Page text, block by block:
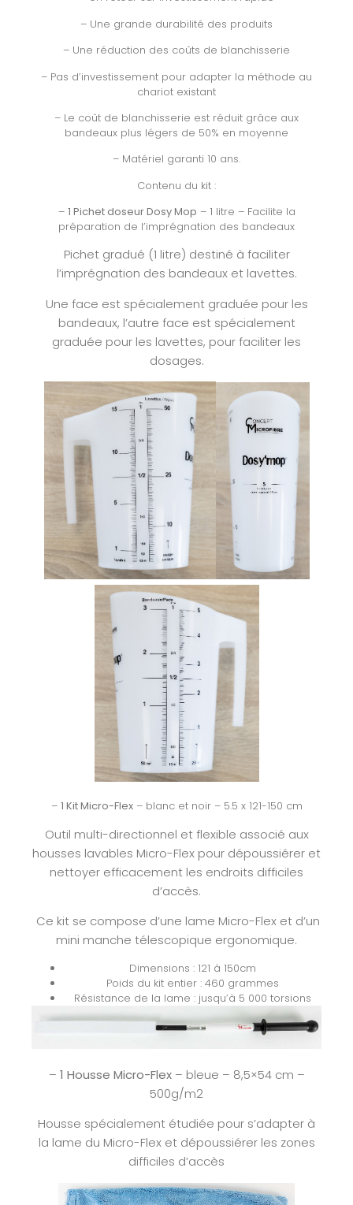
– Une grande durabilité des produits
– Une réduction des coûts de blanchisserie
– Pas d’investissement pour adapter la méthode au
chariot existant
– Le coût de blanchisserie est réduit grâce aux
bandeaux plus légers de 50% en moyenne
– Matériel garanti 10 ans.
Contenu du kit :
– 1 Pichet doseur Dosy Mop – 1 litre – Facilite la
préparation de l’imprégnation des bandeaux
Pichet gradué (1 litre) destiné à faciliter
l’imprégnation des bandeaux et lavettes.
Une face est spécialement graduée pour les
bandeaux, l’autre face est spécialement
graduée pour les lavettes, pour faciliter les
dosages.
– 1 Kit Micro-Flex– blanc et noir – 5.5 x 121-150 cm
Outil multi-directionnel et flexible associé aux
housses lavables Micro-Flex pour dépoussiérer et
nettoyer efficacement les endroits difficiles
d’accès.
Ce kit se compose d’une lame Micro-Flex et d’un
mini manche télescopique ergonomique.
Dimensions : 121 à 150cm
Poids du kit entier : 460 grammes
Résistance de la lame : jusqu’à 5 000 torsions
– 1 Housse Micro-Flex– bleue – 8,5×54 cm –
500g/m2
Housse spécialement étudiée pour s’adapter à
la lame du Micro-Flex et dépoussiérer les zones
difficiles d’accès